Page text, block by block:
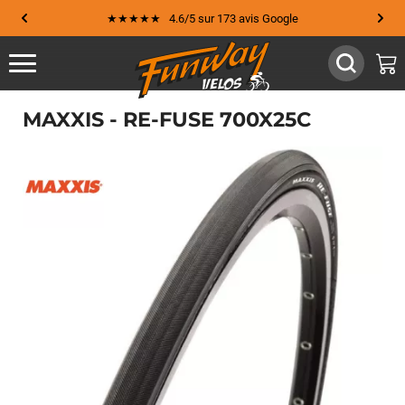
★★★★★ 4.6/5 sur 173 avis Google
MAXXIS - RE-FUSE 700X25C